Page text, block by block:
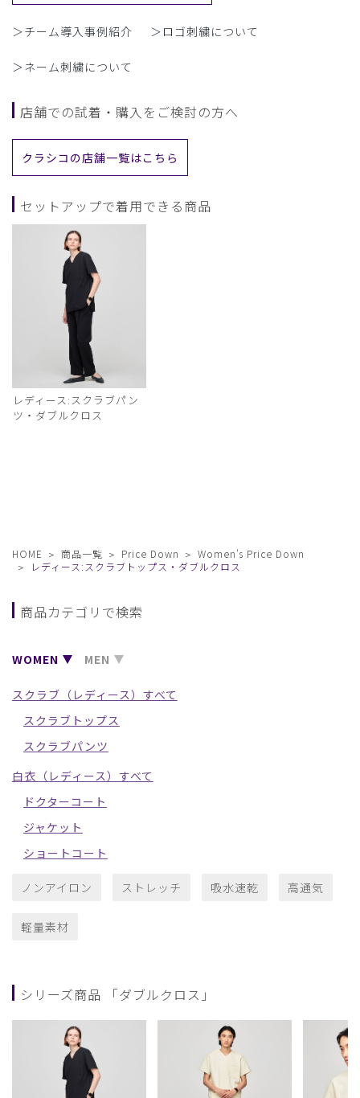
＞チーム導入事例紹介 ＞ロゴ刺繍について
＞ネーム刺繍について
店舗での試着・購入をご検討の方へ
クラシコの店舗一覧はこちら
セットアップで着用できる商品
レディース:スクラブパン
ツ・ダブルクロス
HOME 商品一覧 Price Down
Women's Price Down
レディース:スクラブトップス・ダブルクロス
商品カテゴリで検索
WOMEN MEN
スクラブ（レディース）すべて
スクラブトップス
スクラブパンツ
白衣（レディース）すべて
ドクターコート
ジャケット
ショートコート
ノンアイロン ストレッチ 吸水速乾 高通気
軽量素材
シリーズ商品 「ダブルクロス」